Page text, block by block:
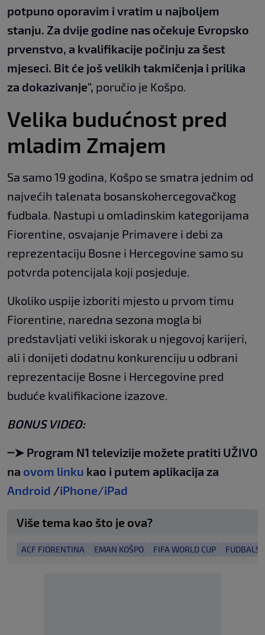
potpuno oporavim i vratim u najboljem
stanju. Za dvije godine nas očekuje Evropsko
prvenstvo, a kvalifikacije počinju za šest
mjeseci. Bit će još velikih takmičenja i prilika
za dokazivanje", poručio je Košpo.
Velika budućnost pred
mladim Zmajem
Sa samo 19 godina, Košpo se smatra jednim od
najvećih talenata bosanskohercegovačkog
fudbala. Nastupi u omladinskim kategorijama
Fiorentine, osvajanje Primavere i debi za
reprezentaciju Bosne i Hercegovine samo su
potvrda potencijala koji posjeduje.
Ukoliko uspije izboriti mjesto u prvom timu
Fiorentine, naredna sezona mogla bi
predstavljati veliki iskorak u njegovoj karijeri,
ali i donijeti dodatnu konkurenciju u odbrani
reprezentacije Bosne i Hercegovine pred
buduće kvalifikacione izazove.
BONUS VIDEO:
┈➤ Program N1 televizije možete pratiti UŽIVO
na ovom linku kao i putem aplikacija za
Android /iPhone/iPad
Više tema kao što je ova?
ACF FIORENTINA EMAN KOŠPO FIFA WORLD CUP